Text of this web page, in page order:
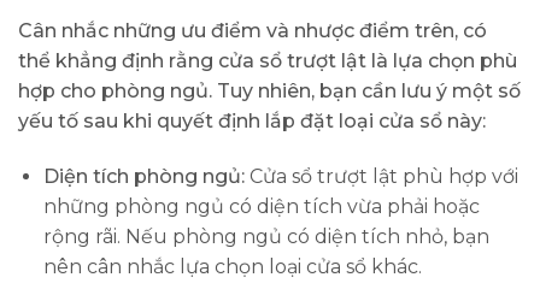
Cân nhắc những ưu điểm và nhược điểm trên, có
thể khẳng định rằng cửa sổ trượt lật là lựa chọn phù
hợp cho phòng ngủ. Tuy nhiên, bạn cần lưu ý một số
yếu tố sau khi quyết định lắp đặt loại cửa sổ này:
Diện tích phòng ngủ:Cửa sổ trượt lật phù hợp với
những phòng ngủ có diện tích vừa phải hoặc
rộng rãi. Nếu phòng ngủ có diện tích nhỏ, bạn
nên cân nhắc lựa chọn loại cửa sổ khác.